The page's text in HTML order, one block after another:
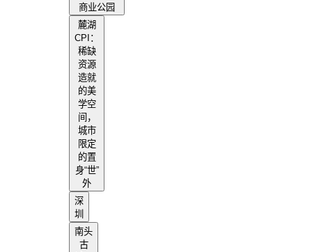
商业公园
麓湖
CPI：
稀缺
资源
造就
的美
学空
间，
城市
限定
的置
身“世”
外
深
圳
南头
古